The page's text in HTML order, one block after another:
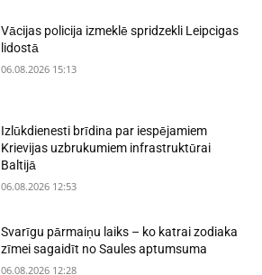
Vācijas policija izmeklē spridzekli Leipcigas
lidostā
06.08.2026 15:13
Izlūkdienesti brīdina par iespējamiem
Krievijas uzbrukumiem infrastruktūrai
Baltijā
06.08.2026 12:53
Svarīgu pārmaiņu laiks – ko katrai zodiaka
zīmei sagaidīt no Saules aptumsuma
06.08.2026 12:28